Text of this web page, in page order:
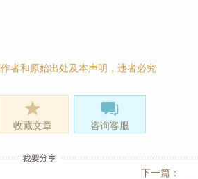
者和原始出处及本声明，违者必究
收藏文章 咨询客服
下一篇：